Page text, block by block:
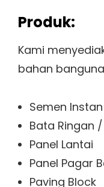
Produk:
Kami
bahan
Semen
Bata Ringan
Panel Lantai
Panel Pagar
Paving Block